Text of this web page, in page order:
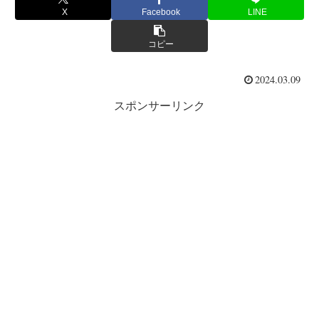
X Facebook LINE
コピー
2024.03.09
スポンサーリンク